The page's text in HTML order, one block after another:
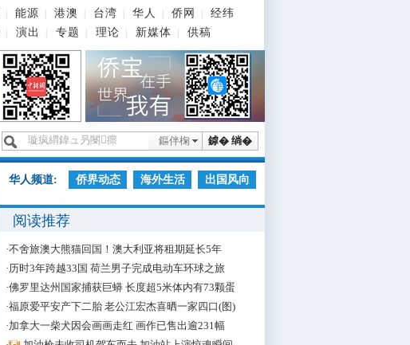
能源 港澳 台湾 华人 侨网
经纬
演出 专题 理论 新媒体 供稿
鎼� 绱�
鏂伴椈
华人频道: 侨界动态 海外生活 出国风向
阅读推荐
·不舍旅澳大熊猫回国！澳大利亚将租期延长5年
·历时3年跨越33国 荷兰男子完成电动车环球之旅
·佛罗里达州国家捕获巨蟒 长度超5米体内有73颗蛋
·福原爱平安产下二胎 老公江宏杰喜晒一家四口(图)
·加拿大一柴犬因会画画走红 画作已售出逾231幅